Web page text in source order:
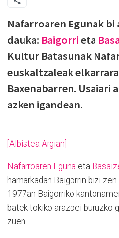
Nafarroaren Egunak bi
dauka: Baigorrieta
Kultur Batasunak
euskaltzaleak
Baxenabarren. Usaiari
azken igandean.
[Albistea Argian]
Nafarroaren Eguna eta
hamarkadan Baigorrin bizi zen
1977an Baigorriko
batek tokiko arazoei buruzko
zuen.